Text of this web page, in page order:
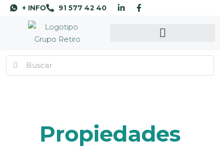
+ INFO 91 577 42 40
Propiedades